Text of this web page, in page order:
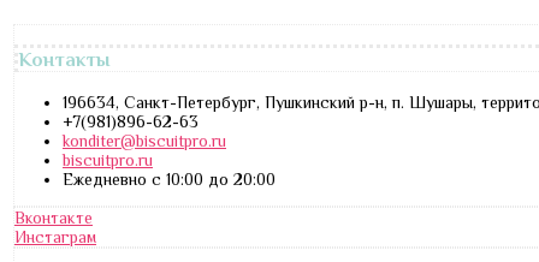
Контакты
196634, Санкт-Петербург, Пушкинский р-н, п. Шушары,
+7(981)896-62-63
konditer@biscuitpro.ru
biscuitpro.ru
Ежедневно с 10:00 до 20:00
Вконтакте
Инстаграм